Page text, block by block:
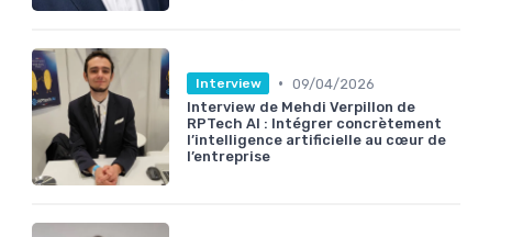
Interview • 09/04/2026
Interview de Mehdi Verpillon de
RPTech AI : Intégrer concrètement
l’intelligence artificielle au cœur de
l’entreprise